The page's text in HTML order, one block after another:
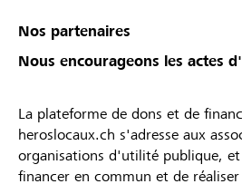
Nos partenaires
Nous encourageons les actes
La plateforme de dons et de
heroslocaux.ch s'adresse aux
organisations d'utilité publique,
financer en commun et de